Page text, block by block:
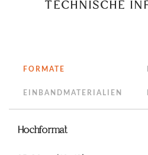
TECHNISCHE
FORMATE
EINBANDMATERIALIEN
Hochformat